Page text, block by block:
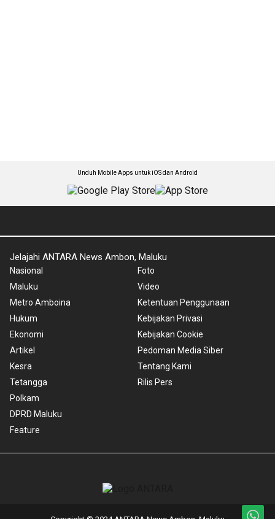
Unduh Mobile Apps untuk iOS dan Android
Jelajahi ANTARA News Ambon, Maluku
Nasional
Maluku
Metro Amboina
Hukum
Ekonomi
Artikel
Kesra
Tetangga
Polkam
DPRD Maluku
Feature
Foto
Video
Ketentuan Penggunaan
Kebijakan Privasi
Kebijakan Cookie
Pedoman Media Siber
Tentang Kami
Rilis Pers